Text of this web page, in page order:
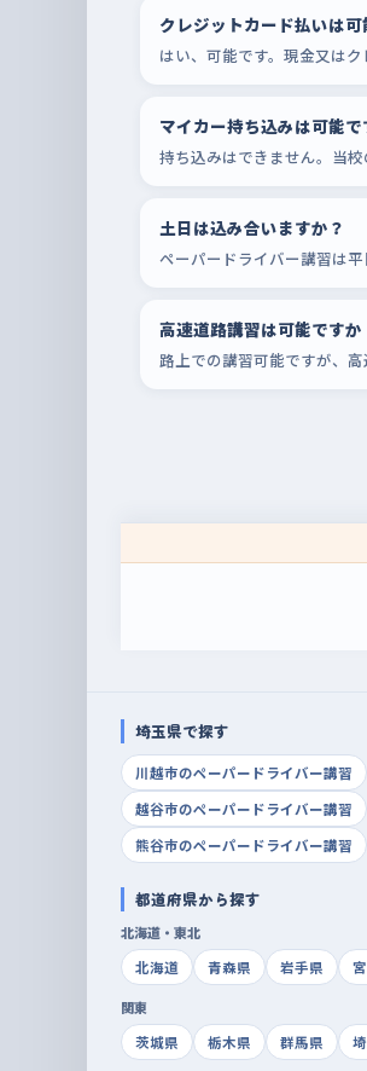
クレジットカード払いは可
はい、可能です。現金又はク
マイカー持ち込みは可能で
持ち込みはできません。当校
土日は込み合いますか？
ペーパードライバー講習は平
高速道路講習は可能ですか
路上での講習可能ですが、高
埼玉県で探す
川越市のペーパードライバー講習
越谷市のペーパードライバー講習
熊谷市のペーパードライバー講習
都道府県から探す
北海道・東北
北海道
青森県 岩手県
関東
茨城県
栃木県 群馬県